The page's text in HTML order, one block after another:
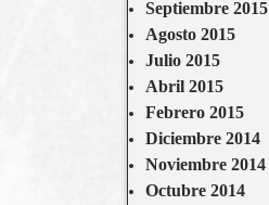
Septiembre 2015
Agosto 2015
Julio 2015
Abril 2015
Febrero 2015
Diciembre 2014
Noviembre 2014
Octubre 2014